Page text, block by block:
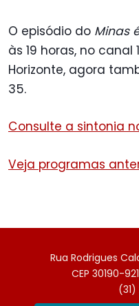
O episódio do Minas
às 19 horas, no canal
Horizonte, agora
35.
Consulte a sintonia
Veja programas
Rua Rodrigues
CEP 30190-